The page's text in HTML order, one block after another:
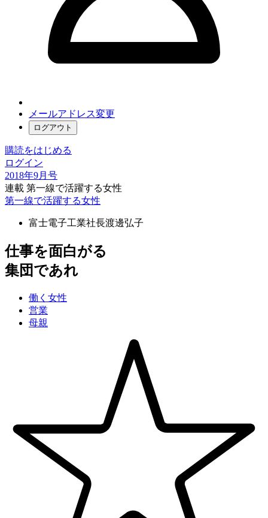
メールアドレス変更
ログアウト
購読をはじめる
ログイン
2018年9月号
連載 第一線で活躍する女性
第一線で活躍する女性
富士電子工業社長渡邊弘子
仕事を面白がる
集団であれ
働く女性
営業
母親